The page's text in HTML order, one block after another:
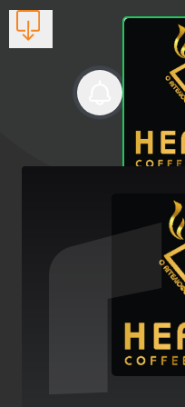
"Hermes Coffee"